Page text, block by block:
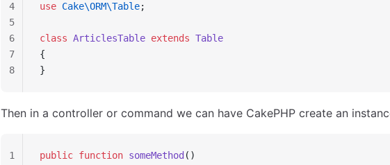
use Cake\ORM\Table;
class ArticlesTable extends Table
{
}
4
5
6
7
8
Then in a controller or command we can have CakePHP create an
public function someMethod ()
1